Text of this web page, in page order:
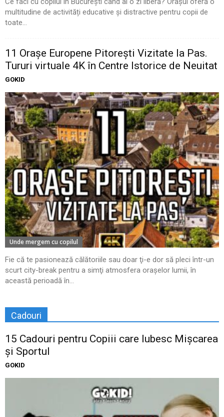
multitudine de activități educative și distractive pentru copii de
toate...
11 Oraşe Europene Pitoreşti Vizitate la Pas.
Tururi virtuale 4K în Centre Istorice de Neuitat
GOKID
Unde mergem cu copilul
Fie că te pasionează călătoriile sau doar ţi-e dor să pleci într-un
scurt city-break pentru a simţi atmosfera oraşelor lumii, în
această perioadă în...
Cadouri
15 Cadouri pentru Copiii care Iubesc Mișcarea
și Sportul
GOKID